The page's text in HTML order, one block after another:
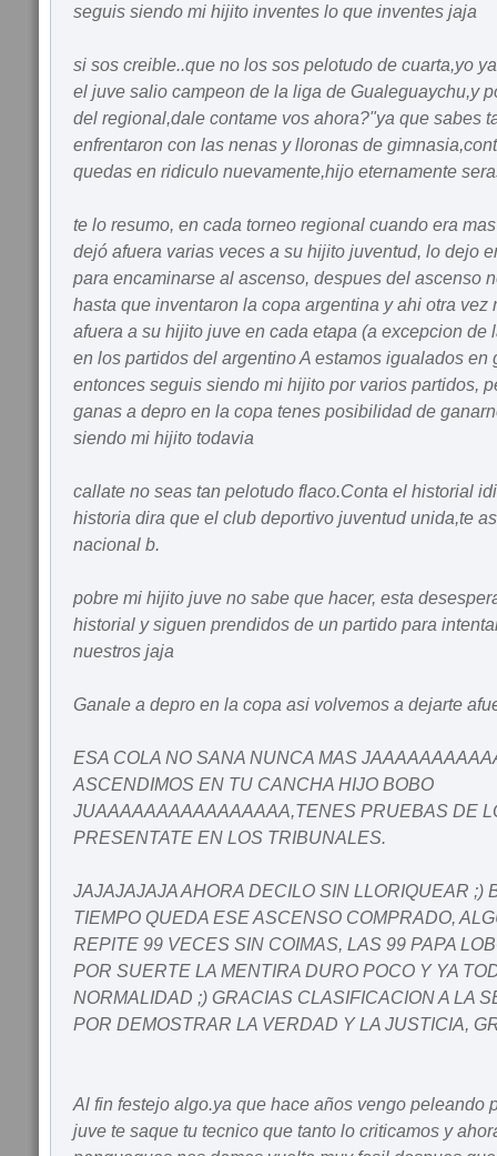
seguis siendo mi hijito inventes lo que inventes jaja
si sos creible..que no los sos pelotudo de cuarta,yo
el juve salio campeon de la liga de Gualeguaychu,y
del regional,dale contame vos ahora?"ya que sabes
enfrentaron con las nenas y lloronas de
quedas en ridiculo nuevamente,hijo eternamente
te lo resumo, en cada torneo regional cuando era
dejó afuera varias veces a su hijito juventud, lo dejo
para encaminarse al ascenso, despues del ascenso
hasta que inventaron la copa argentina y ahi otra vez
afuera a su hijito juve en cada etapa (a excepcion de
en los partidos del argentino A estamos igualados en
entonces seguis siendo mi hijito por varios partidos,
ganas a depro en la copa tenes posibilidad de
siendo mi hijito todavia
callate no seas tan pelotudo flaco.Conta el historial
historia dira que el club deportivo juventud unida,te
nacional b.
pobre mi hijito juve no sabe que hacer, esta
historial y siguen prendidos de un partido para
nuestros jaja
Ganale a depro en la copa asi volvemos a dejarte
ESA COLA NO SANA NUNCA MAS
ASCENDIMOS EN TU CANCHA HIJO BOBO
JUAAAAAAAAAAAAAAAA,TENES PRUEBAS DE
PRESENTATE EN LOS TRIBUNALES.
JAJAJAJAJA AHORA DECILO SIN LLORIQUEAR ;)
TIEMPO QUEDA ESE ASCENSO COMPRADO,
REPITE 99 VECES SIN COIMAS, LAS 99 PAPA
POR SUERTE LA MENTIRA DURO POCO Y YA
NORMALIDAD ;) GRACIAS CLASIFICACION A LA
POR DEMOSTRAR LA VERDAD Y LA JUSTICIA,
Al fin festejo algo.ya que hace años vengo peleando
juve te saque tu tecnico que tanto lo criticamos y